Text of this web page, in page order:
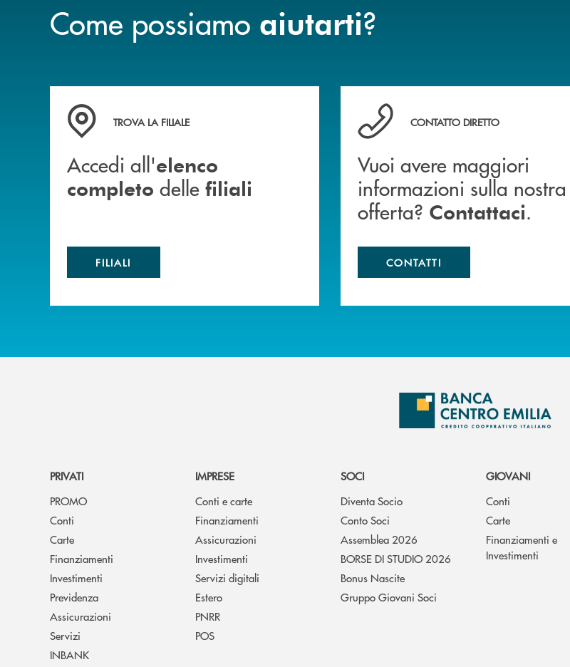
Come possiamo aiutarti?
Accedi all' elenco completo delle filiali
TROVA LA FILIALE
Accedi all'elenco
completo delle filiali
FILIALI
Vuoi avere maggiori informazioni
CONTATTO DIRETTO
Vuoi avere maggiori
informazioni sulla nostra
offerta? Contattaci.
CONTATTI
PRIVATI
PROMO
Conti
Carte
Finanziamenti
Investimenti
Previdenza
Assicurazioni
Servizi
INBANK
IMPRESE
Conti e carte
Finanziamenti
Assicurazioni
Investimenti
Servizi digitali
Estero
PNRR
POS
SOCI
Diventa Socio
Conto Soci
Assemblea 2026
BORSE DI STUDIO 2026
Bonus Nascite
Gruppo Giovani Soci
GIOVANI
Conti
Carte
Finanziamenti e
Investimenti